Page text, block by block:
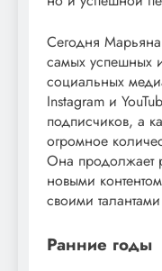
Сегодня
самых успешных
социальных
Instagram и
подписчиков, а
огромное
Она продолжает
новыми
своими
Ранние годы